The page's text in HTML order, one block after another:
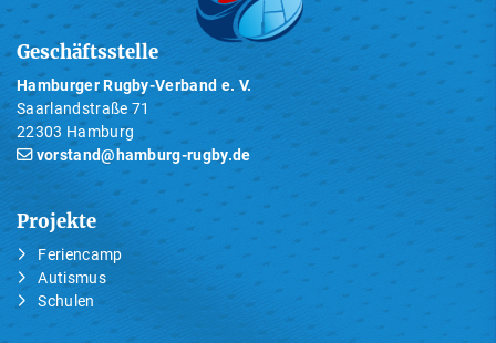
Geschäftsstelle
Hamburger Rugby-Verband e. V.
Saarlandstraße 71
22303 Hamburg
vorstand@hamburg-rugby.de
Projekte
Feriencamp
Autismus
Schulen